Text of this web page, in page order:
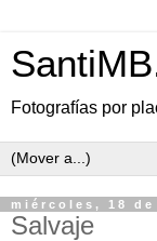
Fotografías por
miércoles, 18 de
Salvaje